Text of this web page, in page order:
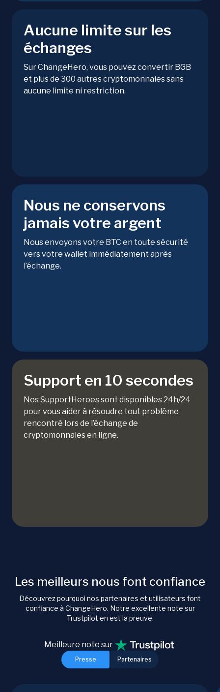
Aucune limite sur les
échanges
Sur ChangeHero, vous pouvez convertir BGB
et plus de 300 autres cryptomonnaies sans
aucune limite ni restriction.
Nous ne conservons
jamais votre argent
Nous envoyons votre BTC en toute sécurité
vers votre wallet immédiatement après
l’échange.
Support en 10 secondes
Nos SupportHeroes sont disponibles 24h/24
pour vous aider à résoudre tout problème
rencontré lors de l’échange de
cryptomonnaies en ligne.
Les meilleurs nous font confiance
Découvrez pourquoi nos partenaires et utilisateurs font
confiance à ChangeHero. Notre excellente note sur
Trustpilot en est la preuve.
Presse Partenaires
Meilleure note sur